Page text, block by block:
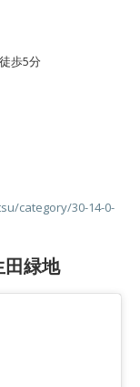
歩5分
category/30-14-0-
田緑地